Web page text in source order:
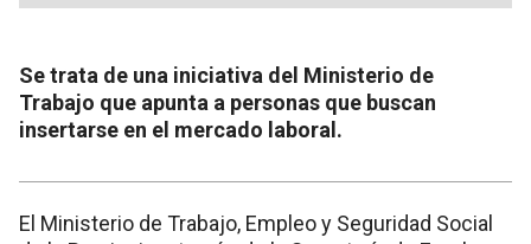
Se trata de una iniciativa del Ministerio de
Trabajo que apunta a personas que buscan
insertarse en el mercado laboral.
El Ministerio de Trabajo, Empleo y Seguridad Social